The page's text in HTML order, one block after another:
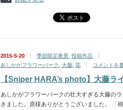
2015-5-20 季節限定夜景 投稿作品
あしかがフラワーパーク
大藤 花 コメントを
【Sniper HARA’s photo】大藤ラ
あしかがフラワーパークの壮大すぎる大藤の
きました。原様ありがとうございました。 「